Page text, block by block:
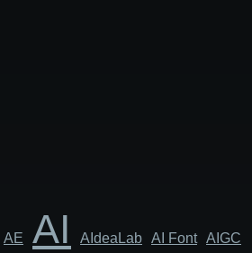
AE AI AIdeaLab AI Font AIGC